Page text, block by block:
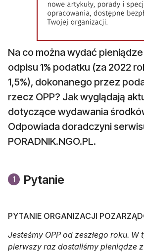
Na co można wydać
odpisu 1% podatku (za 2022
1,5%), dokonanego przez
rzecz OPP? Jak wyglądają
dotyczące wydawania
Odpowiada doradczyni
PORADNIK.NGO.PL.
1 Pytanie
PYTANIE ORGANIZACJI
Jesteśmy OPP od zeszłego roku.
pierwszy raz dostaliśmy pieniądze z